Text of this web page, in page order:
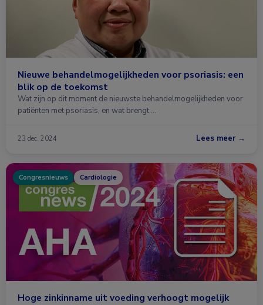
Nieuwe behandelmogelijkheden voor psoriasis: een
blik op de toekomst
Wat zijn op dit moment de nieuwste behandelmogelijkheden voor
patiënten met psoriasis, en wat brengt …
23 dec. 2024 Lees meer →
Congresnieuws Cardiologie
Hoge zinkinname uit voeding verhoogt mogelijk